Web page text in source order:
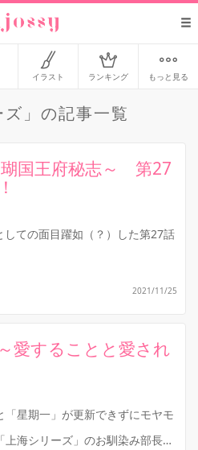
イラスト ランキング もっと見る
」の記事一覧
国王府秘志～ 第27
しての面目躍如（？）した第27話
中だけで）強すぎて、なかなか
2021/11/25
愛することと愛され
星期一」が更新できずにモヤモ
海シリーズ」のお馴染み部長＆